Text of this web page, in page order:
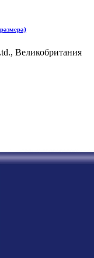
Великобритания